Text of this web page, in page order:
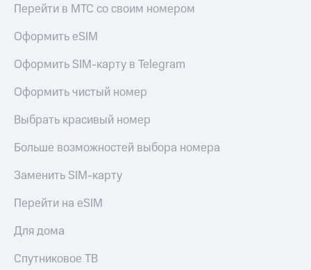
Перейти в МТС со своим номером
Оформить eSIM
Оформить SIM-карту в Telegram
Оформить чистый номер
Выбрать красивый номер
Больше возможностей выбора номера
Заменить SIM-карту
Перейти на eSIM
Для дома
Спутниковое ТВ